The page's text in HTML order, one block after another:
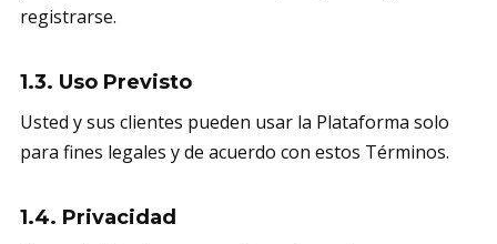
registrarse.
1.3. Uso Previsto
Usted y sus clientes pueden usar la Plataforma solo
para fines legales y de acuerdo con estos Términos.
1.4. Privacidad